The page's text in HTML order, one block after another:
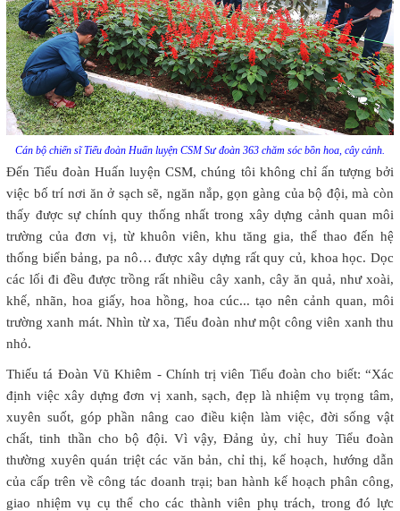
Cán bộ chiến sĩ Tiểu đoàn Huấn luyện CSM Sư đoàn 363 chăm sóc bồn hoa, cây cảnh.
Đến Tiểu đoàn Huấn luyện CSM, chúng tôi không chỉ ấn tượng bởi
việc bố trí nơi ăn ở sạch sẽ, ngăn nắp, gọn gàng của bộ đội, mà còn
thấy được sự chính quy thống nhất trong xây dựng cảnh quan môi
trường của đơn vị, từ khuôn viên, khu tăng gia, thể thao đến hệ
thống biển bảng, pa nô… được xây dựng rất quy củ, khoa học. Dọc
các lối đi đều được trồng rất nhiều cây xanh, cây ăn quả, như xoài,
khế, nhãn, hoa giấy, hoa hồng, hoa cúc... tạo nên cảnh quan, môi
trường xanh mát. Nhìn từ xa, Tiểu đoàn như một công viên xanh thu
nhỏ.
Thiếu tá Đoàn Vũ Khiêm - Chính trị viên Tiểu đoàn cho biết: “Xác
định việc xây dựng đơn vị xanh, sạch, đẹp là nhiệm vụ trọng tâm,
xuyên suốt, góp phần nâng cao điều kiện làm việc, đời sống vật
chất, tinh thần cho bộ đội. Vì vậy, Đảng ủy, chỉ huy Tiểu đoàn
thường xuyên quán triệt các văn bản, chỉ thị, kế hoạch, hướng dẫn
của cấp trên về công tác doanh trại; ban hành kế hoạch phân công,
giao nhiệm vụ cụ thể cho các thành viên phụ trách, trong đó lực